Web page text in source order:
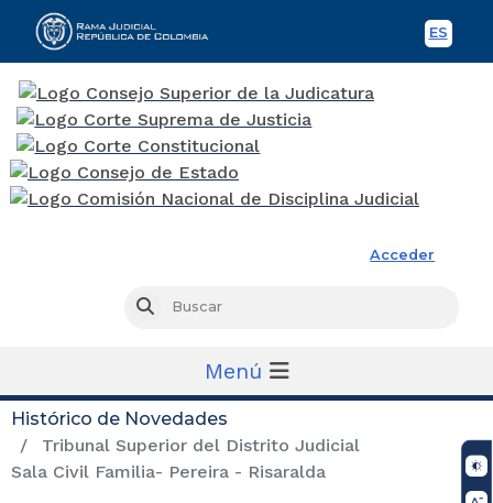
ES
Acceder
Buscar
Menú
Histórico de Novedades
Tribunal Superior del Distrito Judicial
Sala Civil Familia- Pereira - Risaralda